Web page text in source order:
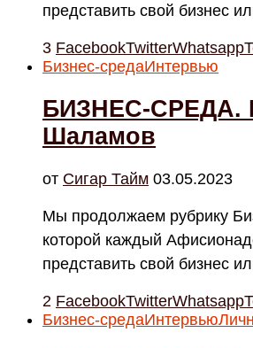
представить свой бизнес
3 FacebookTwitterWhatsapp
Бизнес-средаИнтервью
БИЗНЕС-СРЕДА.
Шаламов
от Cигар Тайм 03.05.2023
Мы продолжаем рубрику
которой каждый
представить свой бизнес
2 FacebookTwitterWhatsapp
Бизнес-средаИнтервью